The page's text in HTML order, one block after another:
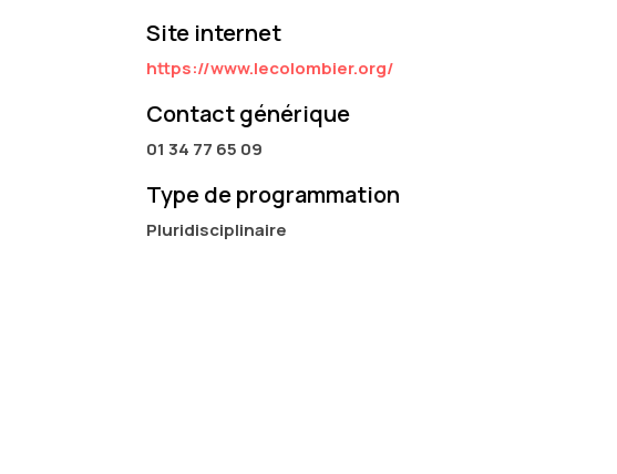
Site internet
https://www.lecolombier.org/
Contact générique
01 34 77 65 09
Type de programmation
Pluridisciplinaire